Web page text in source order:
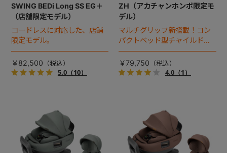
SWING BEDi Long SS EG＋
（店舗限定モデル）
コードレスに対応した、店舗
限定モデル。
￥82,500
5.0（10）
ZH（アカチャンホンポ限定モ
デル）
マルチグリップ新搭載！コン
パクトベッド型チャイルドシ
ート（2026年モデル）。
￥79,750
4.0（1）